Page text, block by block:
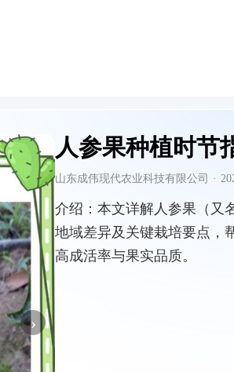
›
人参果种植时节
山东成伟现代农业科技有限公司 ·
介绍： 本文详解人参果（又
地域差异及关键栽培要点，
高成活率与果实品质。